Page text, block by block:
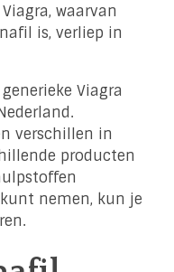
waarvan
is, verliep in
Viagra
verschillen in
producten
nemen, kun je